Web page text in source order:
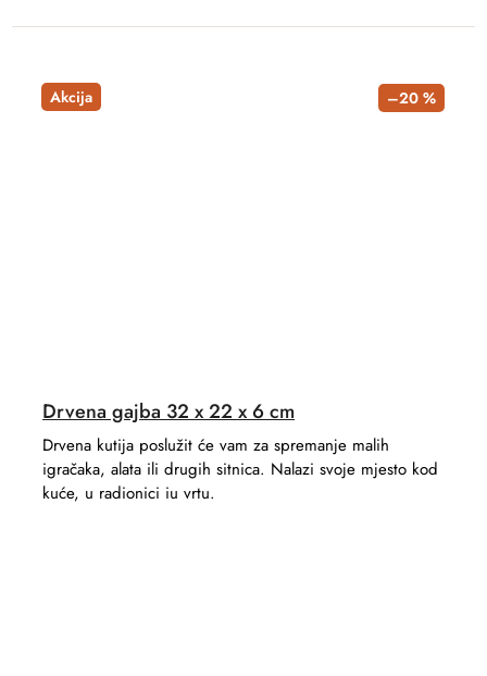
Akcija –20 %
Drvena gajba 32 x 22 x 6 cm
Drvena kutija poslužit će vam za spremanje malih
igračaka, alata ili drugih sitnica. Nalazi svoje mjesto kod
kuće, u radionici iu vrtu.